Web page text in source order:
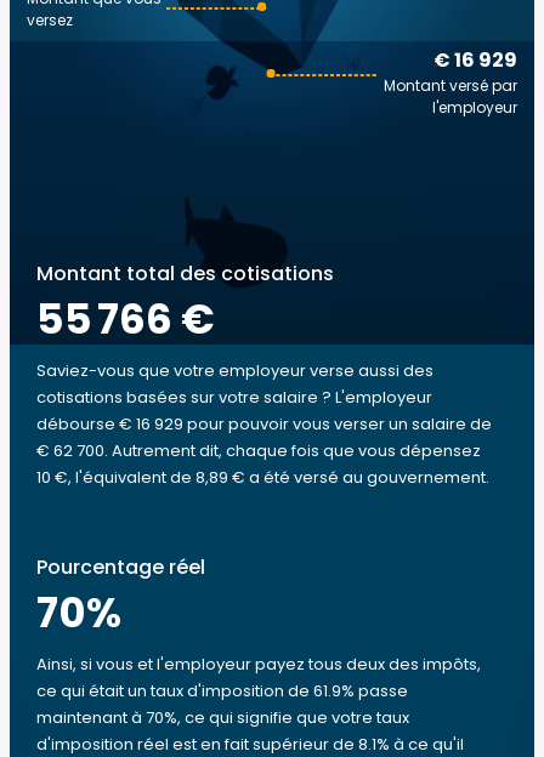
€ 16 929
Montant versé par
l'employeur
versez
Montant total des cotisations
55 766 €
Saviez-vous que votre employeur verse aussi des
cotisations basées sur votre salaire ? L'employeur
débourse € 16 929 pour pouvoir vous verser un salaire de
€ 62 700. Autrement dit, chaque fois que vous dépensez
10 €, l'équivalent de 8,89 € a été versé au gouvernement.
Pourcentage réel
70%
Ainsi, si vous et l'employeur payez tous deux des impôts,
ce qui était un taux d'imposition de 61.9% passe
maintenant à 70%, ce qui signifie que votre taux
d'imposition réel est en fait supérieur de 8.1% à ce qu'il